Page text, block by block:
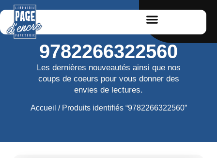
9782266322560
Les dernières nouveautés ainsi que nos
coups de coeurs pour vous donner des
envies de lectures.
Accueil / Produits identifiés “9782266322560”